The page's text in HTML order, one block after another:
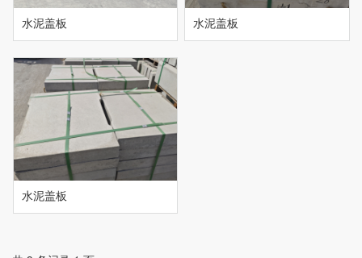
水泥盖板 水泥盖板
水泥盖板